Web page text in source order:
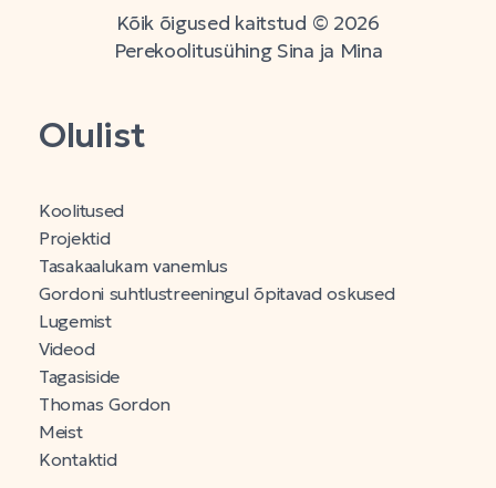
Kõik õigused kaitstud © 2026
Perekoolitusühing Sina ja Mina
Olulist
Koolitused
Projektid
Tasakaalukam vanemlus
Gordoni suhtlustreeningul õpitavad oskused
Lugemist
Videod
Tagasiside
Thomas Gordon
Meist
Kontaktid